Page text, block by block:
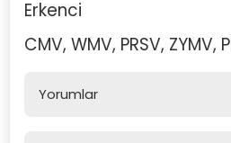
Erkenci
CMV, WMV, PRSV, ZYMV,
Yorumlar